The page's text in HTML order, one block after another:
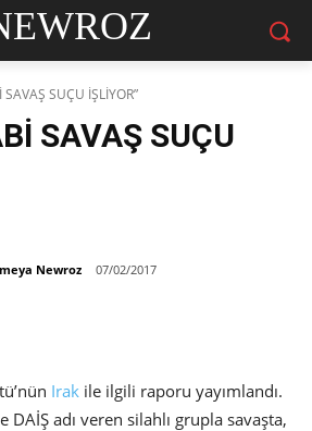
SUÇU İŞLİYOR”
SAVAŞ SUÇU
Newroz 07/02/2017
Irak ile ilgili raporu yayımlandı.
DAİŞ adı veren silahlı grupla savaşta,